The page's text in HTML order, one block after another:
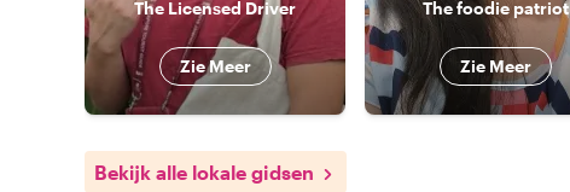
The Licensed Driver
Zie Meer
The foodie patriot
Zie Meer
Bekijk alle lokale gidsen